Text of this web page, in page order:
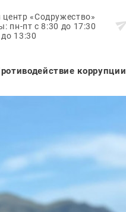
«Содружество»
пн-пт с 8:30 до 17:30
13:30
коррупции